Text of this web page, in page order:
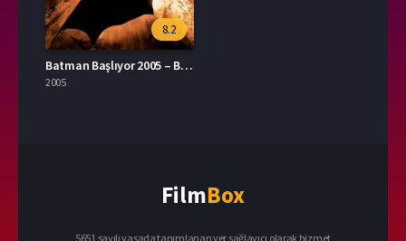
8.2
Batman Başlıyor 2005 – Batman Begins 1080p Turkce Dublaj izle
2005
FilmBox
5651 sayılı yasada tanımlanan yer sağlayıcı olarak hizmet